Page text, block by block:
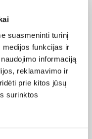
suasmeninti turinį
medijos funkcijas ir
informaciją
reklamavimo ir
prie kitos jūsų
surinktos